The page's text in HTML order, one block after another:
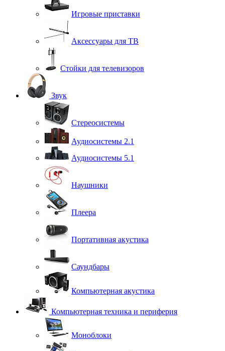
Игровые приставки
Аксессуары для ТВ
Стойки для телевизоров
Звук
Стереосистемы
Аудиосистемы 2.1
Аудиосистемы 5.1
Наушники
Плеера
Портативная акустика
Саундбары
Компьютерная акустика
Компьютерная техника и периферия
Моноблоки